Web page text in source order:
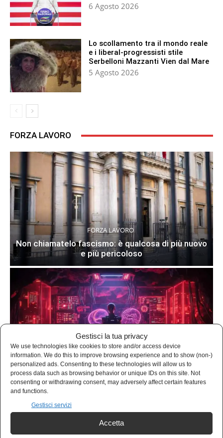
Gestisci la tua privacy
We use technologies like cookies to store and/or access device
information. We do this to improve browsing experience and to show (non-)
personalized ads. Consenting to these technologies will allow us to
process data such as browsing behavior or unique IDs on this site. Not
consenting or withdrawing consent, may adversely affect certain features
and functions.
Gestisci servizi
Accetta
6 Agosto 2026
Lo scollamento tra il mondo reale
e i liberal-progressisti stile
Serbelloni Mazzanti Vien dal Mare
5 Agosto 2026
FORZA LAVORO
FORZA LAVORO
Non chiamatelo fascismo: è qualcosa di più nuovo
e più pericoloso
FORZA LAVORO
Palantir e il manifesto della nuova tecnocrazia
imperiale